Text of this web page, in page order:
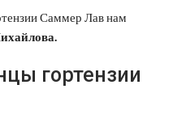
Саммер Лав нам
гортензии